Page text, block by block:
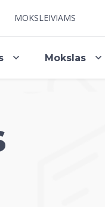
MOKSLEIVIAMS
Mokslas